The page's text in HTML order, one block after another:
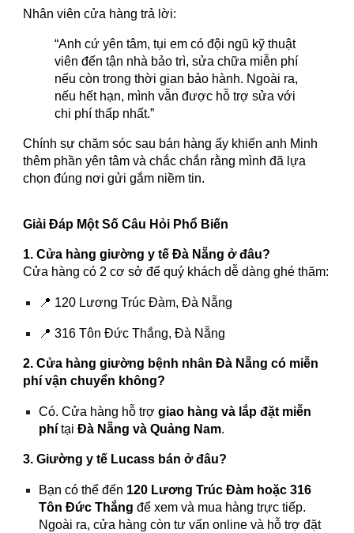
Nhân viên cửa hàng trả lời:
“Anh cứ yên tâm, tụi em có đội ngũ kỹ thuật
viên đến tận nhà bảo trì, sửa chữa miễn phí
nếu còn trong thời gian bảo hành. Ngoài ra,
nếu hết hạn, mình vẫn được hỗ trợ sửa với
chi phí thấp nhất.”
Chính sự chăm sóc sau bán hàng ấy khiến anh Minh
thêm phần yên tâm và chắc chắn rằng mình đã lựa
chọn đúng nơi gửi gắm niềm tin.
Giải Đáp Một Số Câu Hỏi Phổ Biến
1. Cửa hàng giường y tế Đà Nẵng ở đâu?
Cửa hàng có 2 cơ sở để quý khách dễ dàng ghé thăm:
📍 120 Lương Trúc Đàm, Đà Nẵng
📍 316 Tôn Đức Thắng, Đà Nẵng
2. Cửa hàng giường bệnh nhân Đà Nẵng có miễn
phí vận chuyển không?
Có. Cửa hàng hỗ trợgiao hàng và lắp đặt miễn
phí tạiĐà Nẵng và Quảng Nam.
3. Giường y tế Lucass bán ở đâu?
Bạn có thể đến 120 Lương Trúc Đàm hoặc 316
Tôn Đức Thắng để xem và mua hàng trực tiếp.
Ngoài ra, cửa hàng còn tư vấn online và hỗ trợ đặt